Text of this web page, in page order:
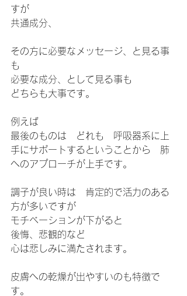
すが
共通成分、
その方に必要なメッセージ、と見る事
も
必要な成分、として見る事も
どちらも大事です。
例えば
最後のものは　どれも　呼吸器系に上
手にサポートするということから　肺
へのアプローチが上手です。
調子が良い時は　肯定的で活力のある
方が多いですが
モチベーションが下がると
後悔、悲観的など
心は悲しみに満たされます。
皮膚への乾燥が出やすいのも特徴で
す。